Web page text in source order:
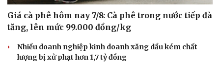
Giá cà phê hôm nay 7/8: Cà phê trong nước tiếp đà
tăng, lên mức 99.000 đồng/kg
Nhiều doanh nghiệp kinh doanh xăng dầu kém chất
lượng bị xử phạt hơn 1,7 tỷ đồng